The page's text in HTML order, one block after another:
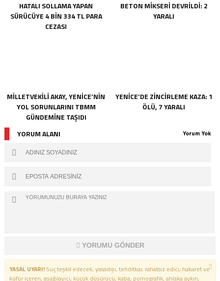
HATALI SOLLAMA YAPAN
SÜRÜCÜYE 4 BİN 334 TL PARA
CEZASI
BETON MİKSERİ DEVRİLDİ: 2
YARALI
MİLLETVEKİLİ AKAY, YENİCE’NİN
YOL SORUNLARINI TBMM
GÜNDEMİNE TAŞIDI
YENİCE’DE ZİNCİRLEME KAZA: 1
ÖLÜ, 7 YARALI
YORUM ALANI Yorum Yok
YORUMU GÖNDER
YASAL UYARI!Suç teşkil edecek, yasadışı, tehditkar, rahatsız edici, hakaret ve
küfür içeren, aşağılayıcı, küçük düşürücü, kaba, pornografik, ahlaka aykırı,